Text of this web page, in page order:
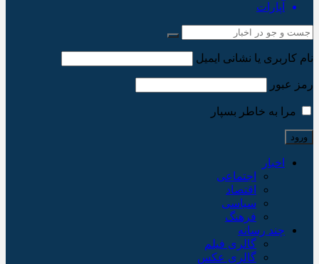
آپارات
نام کاربری یا نشانی ایمیل
رمز عبور
مرا به خاطر بسپار
اخبار
اجتماعی
اقتصاد
سیاسی
فرهنگ
چند رسانه
گالری فیلم
گالری عکس